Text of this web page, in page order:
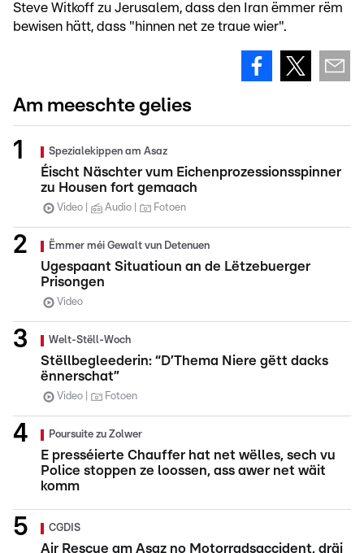
Steve Witkoff zu Jerusalem, dass den Iran ëmmer rëm
bewisen hätt, dass "hinnen net ze traue wier".
Am meeschte gelies
Spezialekippen am Asaz
Éischt Näschter vum Eichenprozessionsspinner
zu Housen fort gemaach
Video Audio Fotoen
Ëmmer méi Gewalt vun Detenuen
Ugespaant Situatioun an de Lëtzebuerger
Prisongen
Video
Welt-Stëll-Woch
Stëllbegleederin: “D’Thema Niere gëtt dacks
ënnerschat”
Video Fotoen
Poursuite zu Zolwer
E presséierte Chauffer hat net wëlles, sech vu
Police stoppen ze loossen, ass awer net wäit
komm
CGDIS
Air Rescue am Asaz no Motorradsaccident, dräi